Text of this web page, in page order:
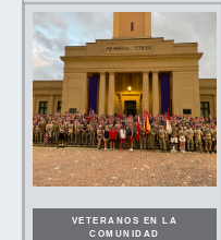
VETERANOS EN LA
COMUNIDAD